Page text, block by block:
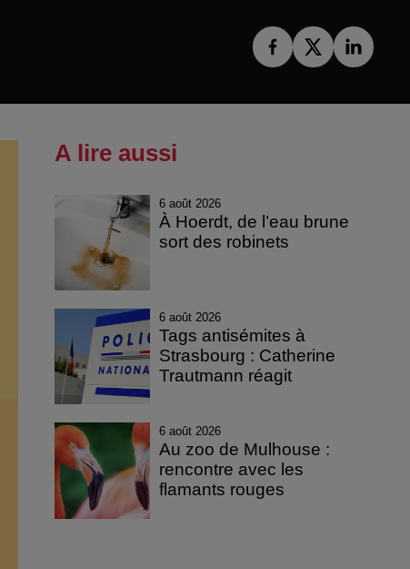
A lire aussi
6 août 2026
À Hoerdt, de l’eau brune
sort des robinets
6 août 2026
Tags antisémites à
Strasbourg : Catherine
Trautmann réagit
6 août 2026
Au zoo de Mulhouse :
rencontre avec les
flamants rouges